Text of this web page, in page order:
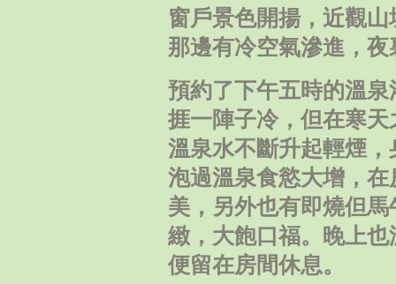
窗戶景色開揚，近觀
那邊有冷空氣滲進，
預約了下午五時的溫
捱一陣子冷，但在寒
溫泉水不斷升起輕煙
泡過溫泉食慾大增，
美，另外也有即燒但
緻，大飽口福。晚上
便留在房間休息。